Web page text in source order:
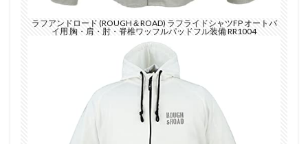
ラフアンドロード (ROUGH＆ROAD) ラフライドシャツFP オートバ
イ用 胸・肩・肘・脊椎ワッフルパッドフル装備 RR1004